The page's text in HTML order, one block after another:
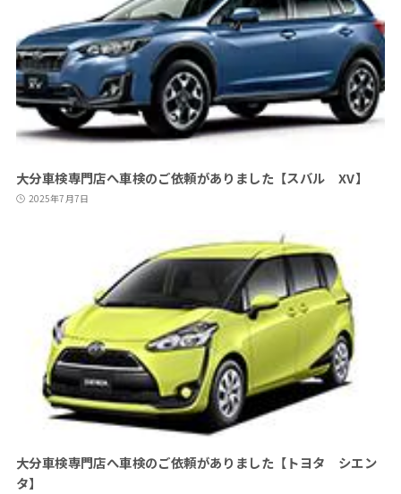
大分車検専門店へ車検のご依頼がありました【スバル XV】
2025年7月7日
大分車検専門店へ車検のご依頼がありました【トヨタ シエン
タ】